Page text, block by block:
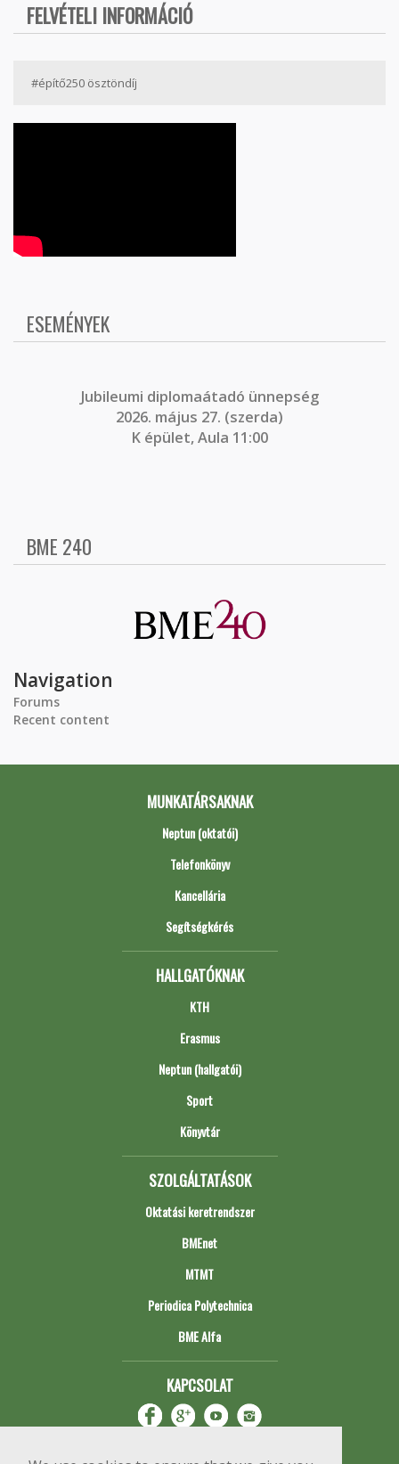
FELVÉTELI INFORMÁCIÓ
#építő250 ösztöndíj
ESEMÉNYEK
Jubileumi diplomaátadó ünnepség
2026. május 27. (szerda)
K épület, Aula 11:00
BME 240
Navigation
Forums
Recent content
MUNKATÁRSAKNAK
Neptun (oktatói)
Telefonkönyv
Kancellária
Segítségkérés
HALLGATÓKNAK
KTH
Erasmus
Neptun (hallgatói)
Sport
Könyvtár
SZOLGÁLTATÁSOK
Oktatási keretrendszer
BMEnet
MTMT
Periodica Polytechnica
BME Alfa
KAPCSOLAT